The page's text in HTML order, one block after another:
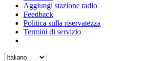
Aggiungi stazione radio
Feedback
Politica sulla riservatezza
Termini di servizio